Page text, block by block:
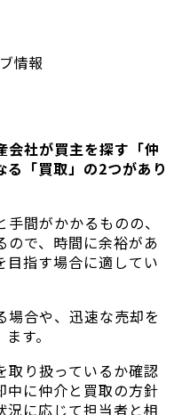
情報
会社が買主を探す「仲
「買取」の2つがあり
間がかかるものの、
ので、時間に余裕があ
目指す場合に適してい
場合や、迅速な売却を
す。
取り扱っているか確認
中に仲介と買取の方針
況に応じて担当者と相